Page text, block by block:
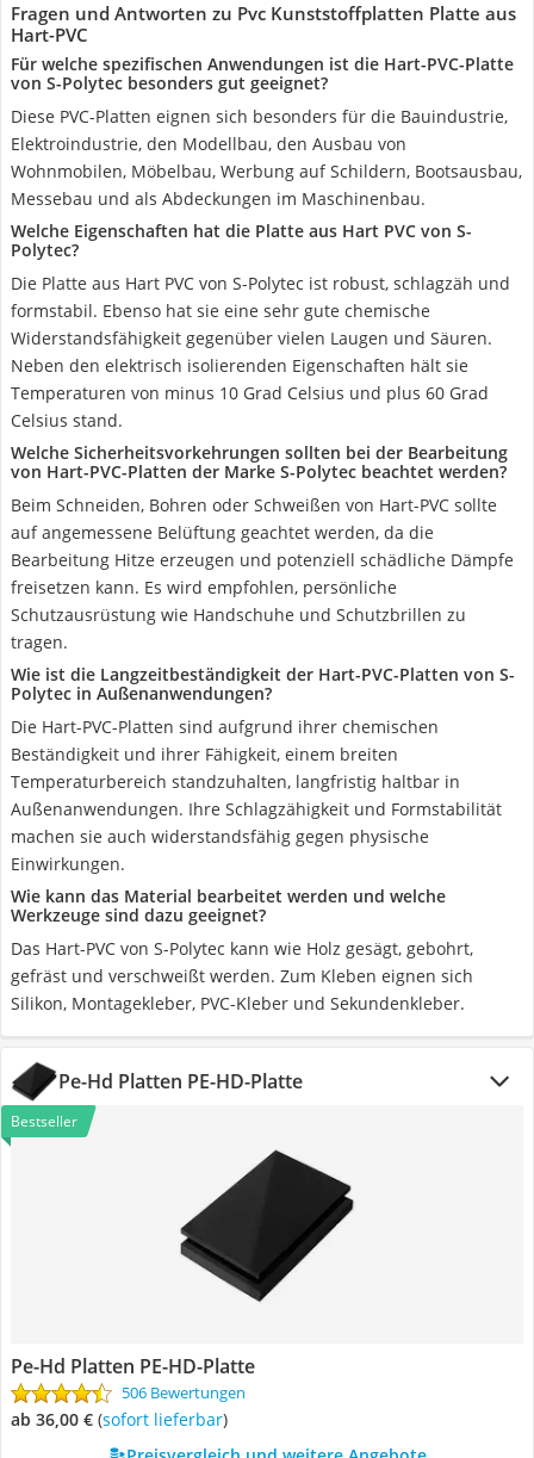
Fragen und Antworten zu Pvc Kunststoffplatten Platte aus
Hart-PVC
Für welche spezifischen Anwendungen ist die Hart-PVC-Platte
von S-Polytec besonders gut geeignet?
Diese PVC-Platten eignen sich besonders für die Bauindustrie,
Elektroindustrie, den Modellbau, den Ausbau von
Wohnmobilen, Möbelbau, Werbung auf Schildern, Bootsausbau,
Messebau und als Abdeckungen im Maschinenbau.
Welche Eigenschaften hat die Platte aus Hart PVC von S-
Polytec?
Die Platte aus Hart PVC von S-Polytec ist robust, schlagzäh und
formstabil. Ebenso hat sie eine sehr gute chemische
Widerstandsfähigkeit gegenüber vielen Laugen und Säuren.
Neben den elektrisch isolierenden Eigenschaften hält sie
Temperaturen von minus 10 Grad Celsius und plus 60 Grad
Celsius stand.
Welche Sicherheitsvorkehrungen sollten bei der Bearbeitung
von Hart-PVC-Platten der Marke S-Polytec beachtet werden?
Beim Schneiden, Bohren oder Schweißen von Hart-PVC sollte
auf angemessene Belüftung geachtet werden, da die
Bearbeitung Hitze erzeugen und potenziell schädliche Dämpfe
freisetzen kann. Es wird empfohlen, persönliche
Schutzausrüstung wie Handschuhe und Schutzbrillen zu
tragen.
Wie ist die Langzeitbeständigkeit der Hart-PVC-Platten von S-
Polytec in Außenanwendungen?
Die Hart-PVC-Platten sind aufgrund ihrer chemischen
Beständigkeit und ihrer Fähigkeit, einem breiten
Temperaturbereich standzuhalten, langfristig haltbar in
Außenanwendungen. Ihre Schlagzähigkeit und Formstabilität
machen sie auch widerstandsfähig gegen physische
Einwirkungen.
Wie kann das Material bearbeitet werden und welche
Werkzeuge sind dazu geeignet?
Das Hart-PVC von S-Polytec kann wie Holz gesägt, gebohrt,
gefräst und verschweißt werden. Zum Kleben eignen sich
Silikon, Montagekleber, PVC-Kleber und Sekundenkleber.
Pe-Hd Platten PE-HD-Platte
Bestseller
Pe-Hd Platten PE-HD-Platte
506 Bewertungen
ab 36,00 € ( Sofort lieferbar)